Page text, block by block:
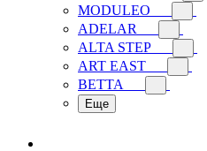
MODULEO
ADELAR
ALTA STEP
ART EAST
BETTA
Еще